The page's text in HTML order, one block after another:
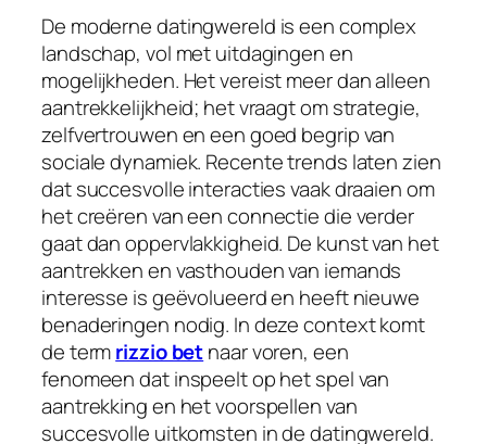
De moderne datingwereld is een complex
landschap, vol met uitdagingen en
mogelijkheden. Het vereist meer dan alleen
aantrekkelijkheid; het vraagt om strategie,
zelfvertrouwen en een goed begrip van
sociale dynamiek. Recente trends laten zien
dat succesvolle interacties vaak draaien om
het creëren van een connectie die verder
gaat dan oppervlakkigheid. De kunst van het
aantrekken en vasthouden van iemands
interesse is geëvolueerd en heeft nieuwe
benaderingen nodig. In deze context komt
de termrizzio betnaar voren, een
fenomeen dat inspeelt op het spel van
aantrekking en het voorspellen van
succesvolle uitkomsten in de datingwereld.